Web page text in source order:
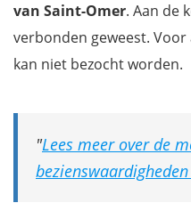
van Saint-Omer. Aan de
verbonden geweest.
kan niet bezocht worden.
Lees meer over de